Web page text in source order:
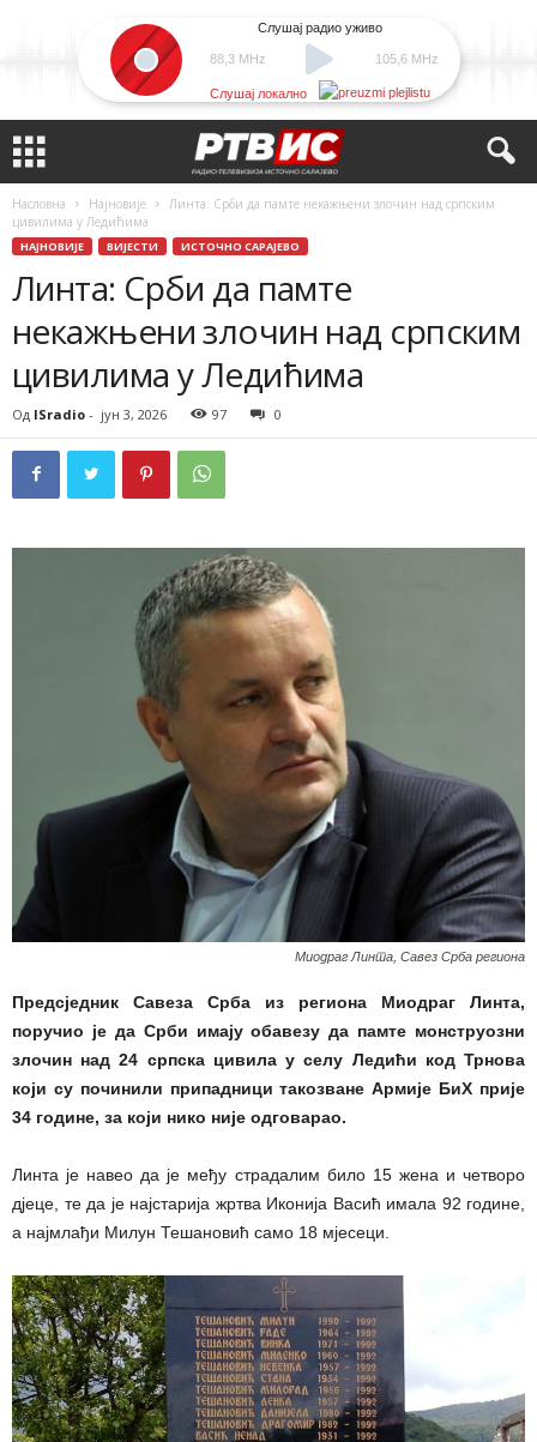
88,3 MHz
Слушај радио уживо
105,6 MHz
Слушај локално
Насловна Најновије
Линта: Срби да памте некажњени злочин над српским
цивилима у Ледићима
НАЈНОВИЈЕ ВИЈЕСТИ ИСТОЧНО САРАЈЕВО
Линта: Срби да памте
некажњени злочин над српским
цивилима у Ледићима
Од ISradio - јун 3, 2026 97 0
Миодраг Линта, Савез Срба региона
Предсједник Савеза Срба из региона Миодраг Линта,
поручио је да Срби имају обавезу да памте монструозни
злочин над 24 српска цивила у селу Ледићи код Трнова
који су починили припадници такозване Армије БиХ прије
34 године, за који нико није одговарао.
Линта је навео да је међу страдалим било 15 жена и четворо
дјеце, те да је најстарија жртва Иконија Васић имала 92 године,
а најмлађи Милун Тешановић само 18 мјесеци.